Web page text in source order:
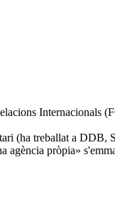
Internacionals
(ha treballat a DDB,
agència pròpia»